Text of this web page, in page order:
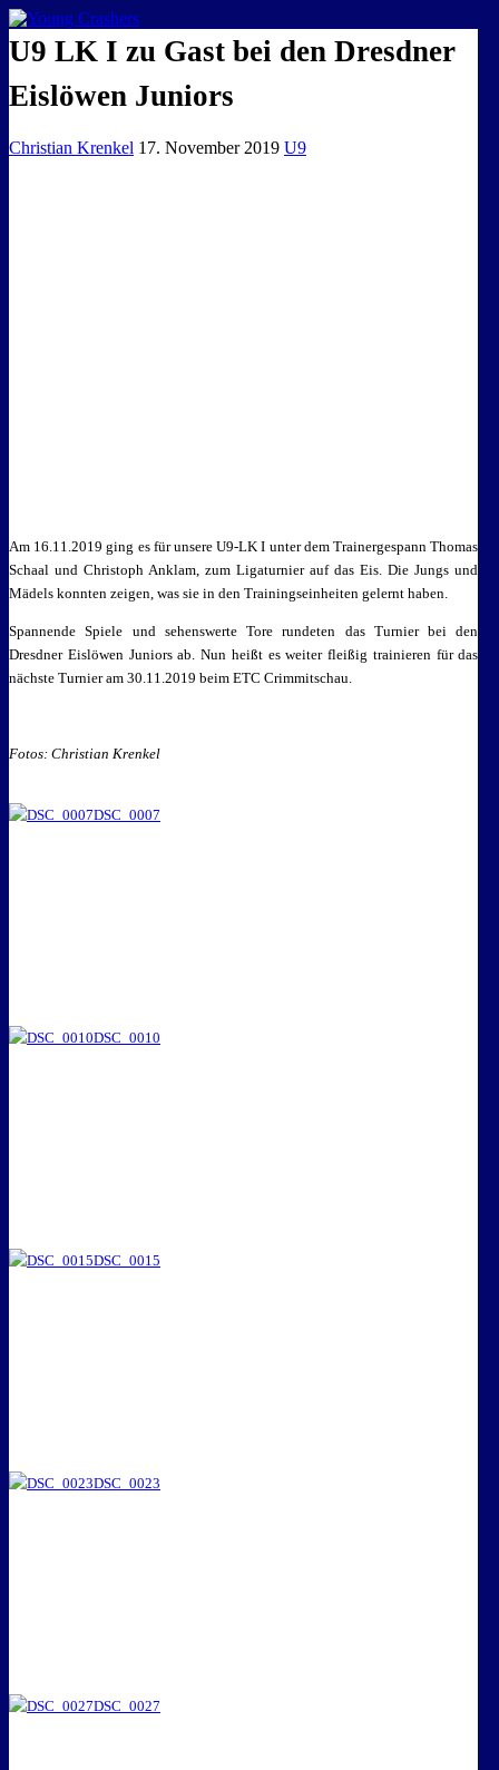
EISKALTE LEIDENSCHAFT
U9 LK I zu Gast bei den Dresdner
Eislöwen Juniors
Christian Krenkel 17. November 2019 U9
Am 16.11.2019 ging es für unsere U9-LK I unter dem Trainergespann Thomas
Schaal und Christoph Anklam, zum Ligaturnier auf das Eis. Die Jungs und
Mädels konnten zeigen, was sie in den Trainingseinheiten gelernt haben.
Spannende Spiele und sehenswerte Tore rundeten das Turnier bei den
Dresdner Eislöwen Juniors ab. Nun heißt es weiter fleißig trainieren für das
nächste Turnier am 30.11.2019 beim ETC Crimmitschau.
Fotos: Christian Krenkel
DSC_0007
DSC_0010
DSC_0015
DSC_0023
DSC_0027